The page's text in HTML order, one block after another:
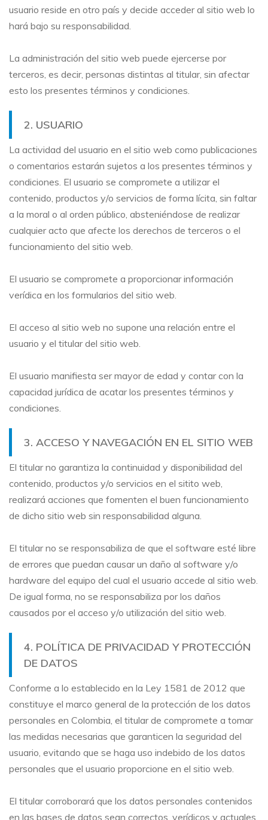
usuario reside en otro país y decide acceder al sitio web lo
hará bajo su responsabilidad.
La administración del sitio web puede ejercerse por
terceros, es decir, personas distintas al titular, sin afectar
esto los presentes términos y condiciones.
2. USUARIO
La actividad del usuario en el sitio web como publicaciones
o comentarios estarán sujetos a los presentes términos y
condiciones. El usuario se compromete a utilizar el
contenido, productos y/o servicios de forma lícita, sin faltar
a la moral o al orden público, absteniéndose de realizar
cualquier acto que afecte los derechos de terceros o el
funcionamiento del sitio web.
El usuario se compromete a proporcionar información
verídica en los formularios del sitio web.
El acceso al sitio web no supone una relación entre el
usuario y el titular del sitio web.
El usuario manifiesta ser mayor de edad y contar con la
capacidad jurídica de acatar los presentes términos y
condiciones.
3. ACCESO Y NAVEGACIÓN EN EL SITIO WEB
El titular no garantiza la continuidad y disponibilidad del
contenido, productos y/o servicios en el sitito web,
realizará acciones que fomenten el buen funcionamiento
de dicho sitio web sin responsabilidad alguna.
El titular no se responsabiliza de que el software esté libre
de errores que puedan causar un daño al software y/o
hardware del equipo del cual el usuario accede al sitio web.
De igual forma, no se responsabiliza por los daños
causados por el acceso y/o utilización del sitio web.
4. POLÍTICA DE PRIVACIDAD Y PROTECCIÓN
DE DATOS
Conforme a lo establecido en la Ley 1581 de 2012 que
constituye el marco general de la protección de los datos
personales en Colombia, el titular de compromete a tomar
las medidas necesarias que garanticen la seguridad del
usuario, evitando que se haga uso indebido de los datos
personales que el usuario proporcione en el sitio web.
El titular corroborará que los datos personales contenidos
en las bases de datos sean correctos, verídicos y actuales,